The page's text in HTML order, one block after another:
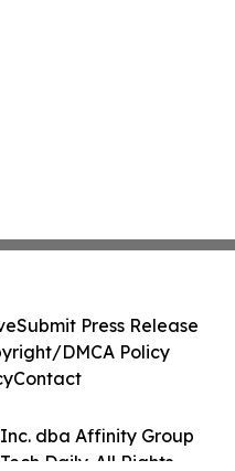
dba Affinity Group
Daily. All Rights
Submit Press Release
DMCA Policy
Contact